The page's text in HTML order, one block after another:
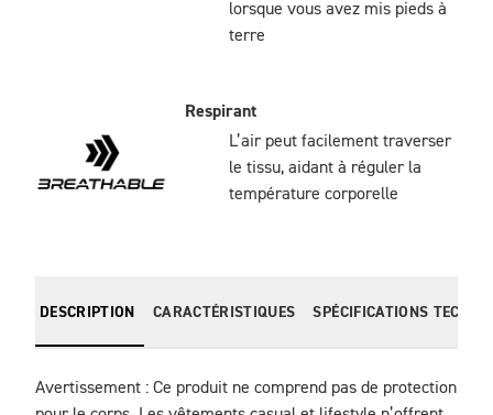
lorsque vous avez mis pieds à
terre
Respirant
L’air peut facilement traverser
le tissu, aidant à réguler la
température corporelle
DESCRIPTION CARACTÉRISTIQUES SPÉCIFICATIONS
Avertissement : Ce produit ne comprend pas de protection